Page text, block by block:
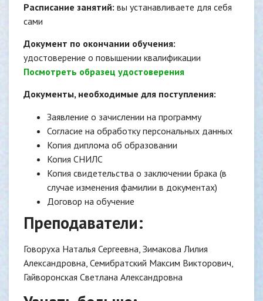
Расписание занятий: вы устанавливаете для себя
сами
Документ по окончании обучения:
удостоверение о повышении квалификации
Посмотреть образец удостоверения
Документы, необходимые для поступления:
Заявление о зачислении на программу
Согласие на обработку персональных данных
Копия диплома об образовании
Копия СНИЛС
Копия свидетельства о заключении брака (в
случае изменения фамилии в документах)
Договор на обучение
Преподаватели:
Говоруха Наталья Сергеевна, Зимакова Лилия
Александровна, Семибратский Максим Викторович,
Гайворонская Светлана Александровна